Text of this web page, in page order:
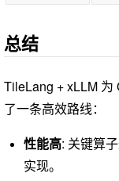
总结
TileLang + xLLM 为
了一条高效路线：
性能高: 关键算
实现。